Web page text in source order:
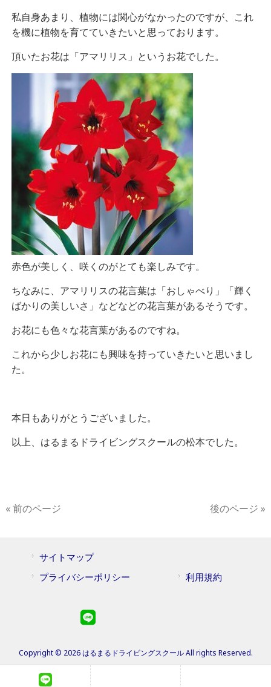
私自身あまり、植物には関心がなかったのですが、これ
を機に植物を育てていきたいと思っております。
頂いたお花は「アマリリス」というお花でした。
赤色が美しく、咲くのがとても楽しみです。
ちなみに、アマリリスの花言葉は「おしゃべり」「輝く
ばかりの美しいさ」などなどの花言葉があるそうです。
お花にも色々な花言葉があるのですね。
これから少しお花にも興味を持っていきたいと思いまし
た。
本日もありがとうございました。
以上、はるまるドライビングスクールの松本でした。
« 前のページ 後のページ »
サイトマップ
プライバシーポリシー
利用規約
Copyright © 2026 はるまるドライビングスクール All rights Reserved.